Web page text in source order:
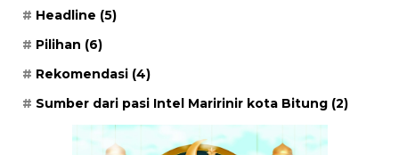
Headline (5)
Pilihan (6)
Rekomendasi (4)
Sumber dari pasi Intel Maririnir kota Bitung (2)